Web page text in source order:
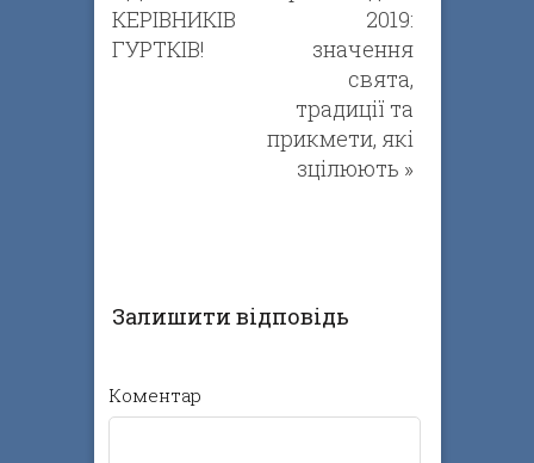
КЕРІВНИКІВ
ГУРТКІВ!
2019:
значення
свята,
традиції та
прикмети, які
зцілюють »
Залишити відповідь
Коментар